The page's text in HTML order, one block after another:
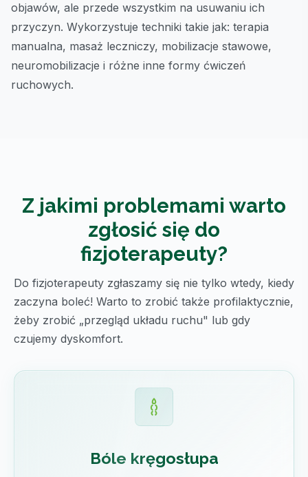
objawów, ale przede wszystkim na usuwaniu ich
przyczyn. Wykorzystuje techniki takie jak: terapia
manualna, masaż leczniczy, mobilizacje stawowe,
neuromobilizacje i różne inne formy ćwiczeń
ruchowych.
Z jakimi problemami warto
zgłosić się do
fizjoterapeuty?
Do fizjoterapeuty zgłaszamy się nie tylko wtedy, kiedy
zaczyna boleć! Warto to zrobić także profilaktycznie,
żeby zrobić „przegląd układu ruchu" lub gdy
czujemy dyskomfort.
Bóle kręgosłupa